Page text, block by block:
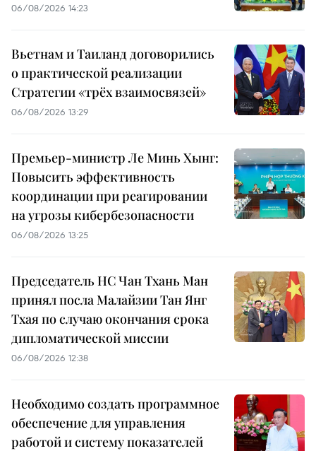
06/08/2026 14:23
Вьетнам и Таиланд договорились
о практической реализации
Стратегии «трёх взаимосвязей»
06/08/2026 13:29
Премьер-министр Ле Минь Хынг:
Повысить эффективность
координации при реагировании
на угрозы кибербезопасности
06/08/2026 13:25
Председатель НС Чан Тхань Ман
принял посла Малайзии Тан Янг
Тхая по случаю окончания срока
дипломатической миссии
06/08/2026 12:38
Необходимо создать программное
обеспечение для управления
работой и систему показателей